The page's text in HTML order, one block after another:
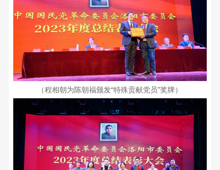
（程相朝为陈朝福颁发“特殊贡献党员”奖牌）